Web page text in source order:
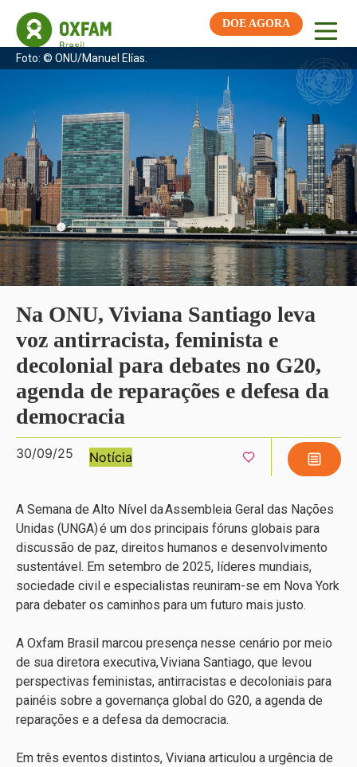
DOE AGORA
Foto: © ONU/Manuel Elías.
Na ONU, Viviana Santiago leva
voz antirracista, feminista e
decolonial para debates no G20,
agenda de reparações e defesa da
democracia
30/09/25 Notícia
A Semana de Alto Nível da Assembleia Geral das Nações
Unidas (UNGA) é um dos principais fóruns globais para
discussão de paz, direitos humanos e desenvolvimento
sustentável. Em setembro de 2025, líderes mundiais,
sociedade civil e especialistas reuniram-se em Nova York
para debater os caminhos para um futuro mais justo.
A Oxfam Brasil marcou presença nesse cenário por meio
de sua diretora executiva, Viviana Santiago, que levou
perspectivas feministas, antirracistas e decoloniais para
painéis sobre a governança global do G20, a agenda de
reparações e a defesa da democracia.
Em três eventos distintos, Viviana articulou a urgência de